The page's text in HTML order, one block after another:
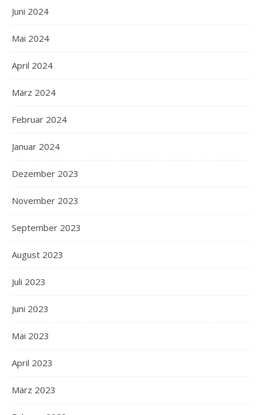
Juni 2024
Mai 2024
April 2024
März 2024
Februar 2024
Januar 2024
Dezember 2023
November 2023
September 2023
August 2023
Juli 2023
Juni 2023
Mai 2023
April 2023
März 2023